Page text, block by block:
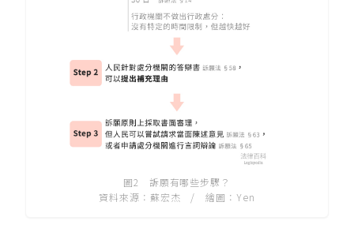
圖2 訴願有哪些步驟？
資料來源：蘇宏杰 / 繪圖：Yen